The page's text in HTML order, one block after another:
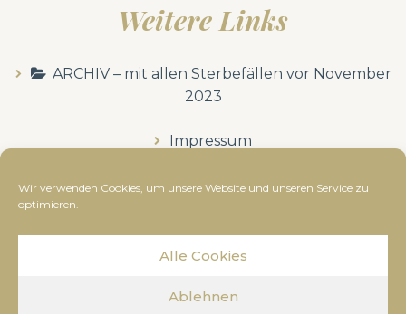
Wir verwenden Cookies, um unsere Website und unseren Service zu
optimieren.
Alle Cookies
Ablehnen
Weitere Links
ARCHIV – mit allen Sterbefällen vor November
2023
Impressum
Datenschutzerklärung
© Bestattung Dussmann